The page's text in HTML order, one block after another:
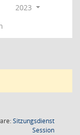
2023
Sitzungsdienst
Session(Wird in